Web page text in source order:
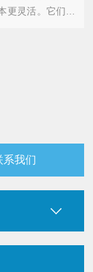
灵活。它们都
于使用和作。有
系我们